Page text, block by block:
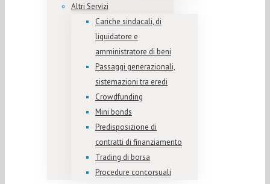
Altri Servizi
Cariche sindacali, di
liquidatore e
amministratore di beni
Passaggi generazionali,
sistemazioni tra eredi
Crowdfunding
Mini bonds
Predisposizione di
contratti di finanziamento
Trading di borsa
Procedure concorsuali